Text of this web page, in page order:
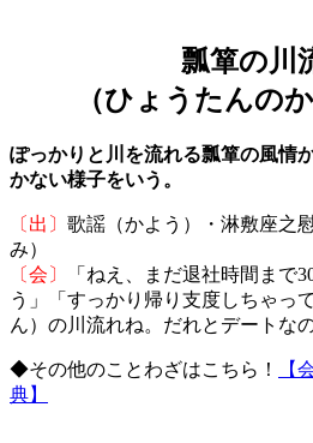
瓢箪の川
（ひょうたんの
ぽっかりと川を流れる瓢箪の風情
かない様子をいう。
〔出〕 歌謡（かよう）・淋敷座之
み）
〔会〕
「ねえ、まだ退社時間まで
う」「すっかり帰り支度しちゃっ
ん）の川流れね。だれとデートなの
◆その他のことわざはこちら！
【
典】